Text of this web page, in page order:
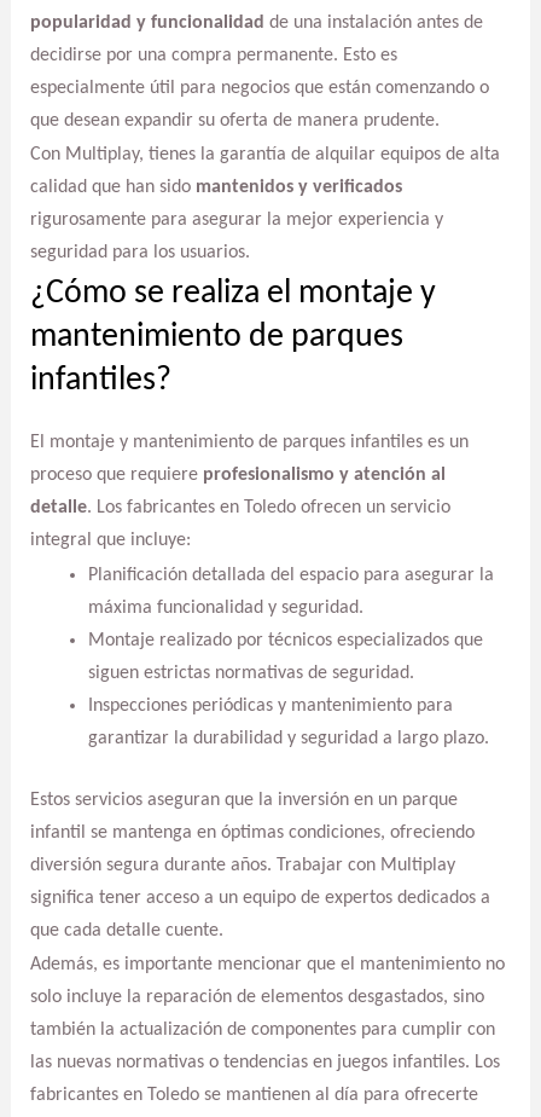
popularidad y funcionalidad de una instalación antes de
decidirse por una compra permanente. Esto es
especialmente útil para negocios que están comenzando o
que desean expandir su oferta de manera prudente.
Con Multiplay, tienes la garantía de alquilar equipos de alta
calidad que han sido mantenidos y verificados
rigurosamente para asegurar la mejor experiencia y
seguridad para los usuarios.
¿Cómo se realiza el montaje y
mantenimiento de parques
infantiles?
El montaje y mantenimiento de parques infantiles es un
proceso que requiere profesionalismo y atención al
detalle. Los fabricantes en Toledo ofrecen un servicio
integral que incluye:
Planificación detallada del espacio para asegurar la
máxima funcionalidad y seguridad.
Montaje realizado por técnicos especializados que
siguen estrictas normativas de seguridad.
Inspecciones periódicas y mantenimiento para
garantizar la durabilidad y seguridad a largo plazo.
Estos servicios aseguran que la inversión en un parque
infantil se mantenga en óptimas condiciones, ofreciendo
diversión segura durante años. Trabajar con Multiplay
significa tener acceso a un equipo de expertos dedicados a
que cada detalle cuente.
Además, es importante mencionar que el mantenimiento no
solo incluye la reparación de elementos desgastados, sino
también la actualización de componentes para cumplir con
las nuevas normativas o tendencias en juegos infantiles. Los
fabricantes en Toledo se mantienen al día para ofrecerte